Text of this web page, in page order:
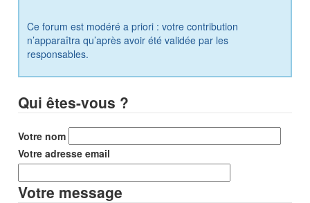
Ce forum est modéré a priori : votre contribution
n’apparaîtra qu’après avoir été validée par les
responsables.
Qui êtes-vous ?
Votre nom
Votre adresse email
Votre message